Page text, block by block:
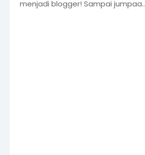
menjadi blogger! Sampai jumpaa..